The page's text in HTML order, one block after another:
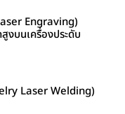
Engraving)
งบนเครื่องประดับ
Laser Welding)